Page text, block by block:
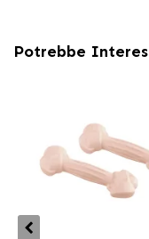
Potrebbe